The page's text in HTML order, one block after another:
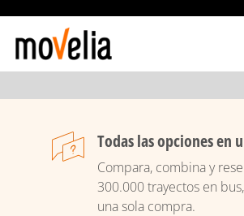
principal
Todas las opciones en
Compara, combina y
300.000 trayectos en
una sola compra.